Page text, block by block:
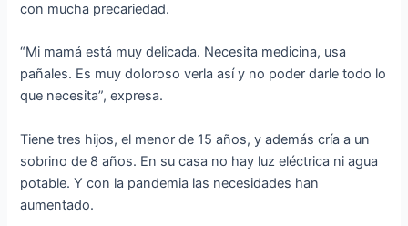
con mucha precariedad.
“Mi mamá está muy delicada. Necesita medicina, usa
pañales. Es muy doloroso verla así y no poder darle todo lo
que necesita”, expresa.
Tiene tres hijos, el menor de 15 años, y además cría a un
sobrino de 8 años. En su casa no hay luz eléctrica ni agua
potable. Y con la pandemia las necesidades han
aumentado.